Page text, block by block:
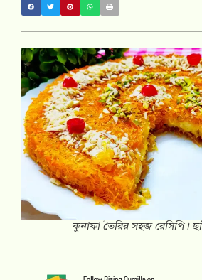
কুনাফা তৈরির সহজ রেসিপি।